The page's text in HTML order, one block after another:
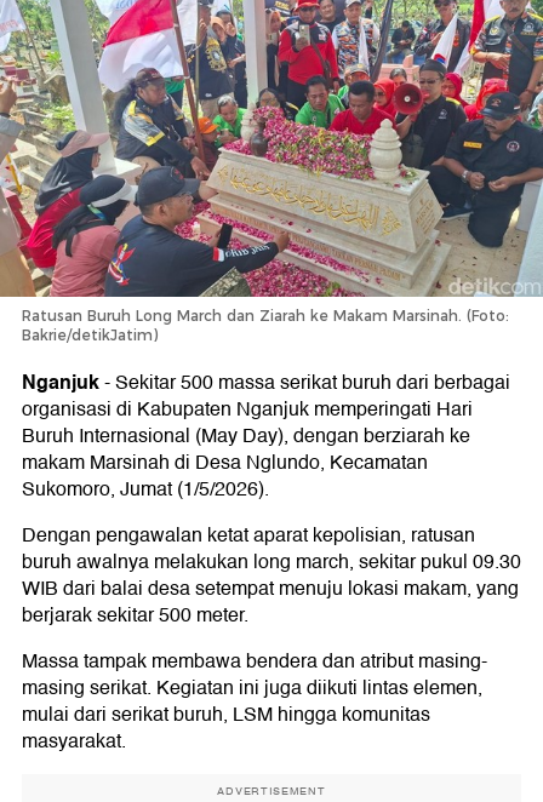
Ratusan Buruh Long March dan Ziarah ke Makam Marsinah. (Foto:
Bakrie/detikJatim)
Nganjuk-Sekitar 500 massa serikat buruh dari berbagai
organisasi di Kabupaten Nganjuk memperingati Hari
Buruh Internasional (May Day), dengan berziarah ke
makam Marsinah di Desa Nglundo, Kecamatan
Sukomoro, Jumat (1/5/2026).
Dengan pengawalan ketat aparat kepolisian, ratusan
buruh awalnya melakukan long march, sekitar pukul 09.30
WIB dari balai desa setempat menuju lokasi makam, yang
berjarak sekitar 500 meter.
Massa tampak membawa bendera dan atribut masing-
masing serikat. Kegiatan ini juga diikuti lintas elemen,
mulai dari serikat buruh, LSM hingga komunitas
masyarakat.
ADVERTISEMENT